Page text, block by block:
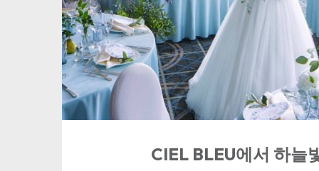
CIEL BLEU에서 하늘